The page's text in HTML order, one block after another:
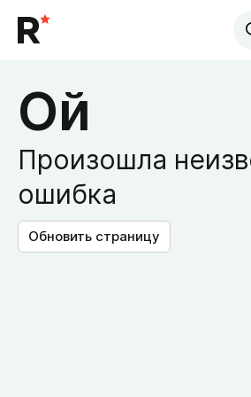
Ой
Произошла
ошибка
Обновить страницу